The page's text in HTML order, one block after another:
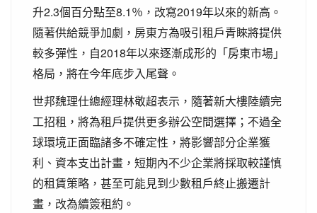
升2.3個百分點至8.1％，改寫2019年以來的新高。
隨著供給競爭加劇，房東方為吸引租戶青睞將提供
較多彈性，自2018年以來逐漸成形的「房東市場」
格局，將在今年底步入尾聲。
世邦魏理仕總經理林敬超表示，隨著新大樓陸續完
工招租，將為租戶提供更多辦公空間選擇；不過全
球環境正面臨諸多不確定性，將影響部分企業獲
利、資本支出計畫，短期內不少企業將採取較謹慎
的租賃策略，甚至可能見到少數租戶終止搬遷計
畫，改為續簽租約。